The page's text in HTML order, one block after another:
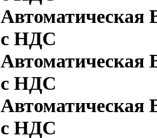
Автоматическая
с НДС
Автоматическая
с НДС
Автоматическая
с НДС